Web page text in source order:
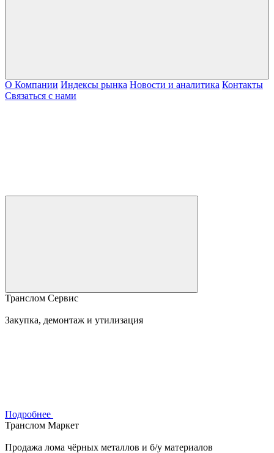
О Компании Индексы рынка Новости и аналитика Контакты
Связаться с нами
Транслом Сервис
Закупка, демонтаж и утилизация
Подробнее
Транслом Маркет
Продажа лома чёрных металлов и б/у материалов